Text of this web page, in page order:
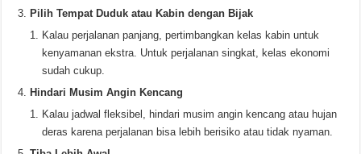
Pilih Tempat Duduk atau Kabin dengan Bijak
Kalau perjalanan panjang, pertimbangkan kelas kabin untuk
kenyamanan ekstra. Untuk perjalanan singkat, kelas ekonomi
sudah cukup.
Hindari Musim Angin Kencang
Kalau jadwal fleksibel, hindari musim angin kencang atau hujan
deras karena perjalanan bisa lebih berisiko atau tidak nyaman.